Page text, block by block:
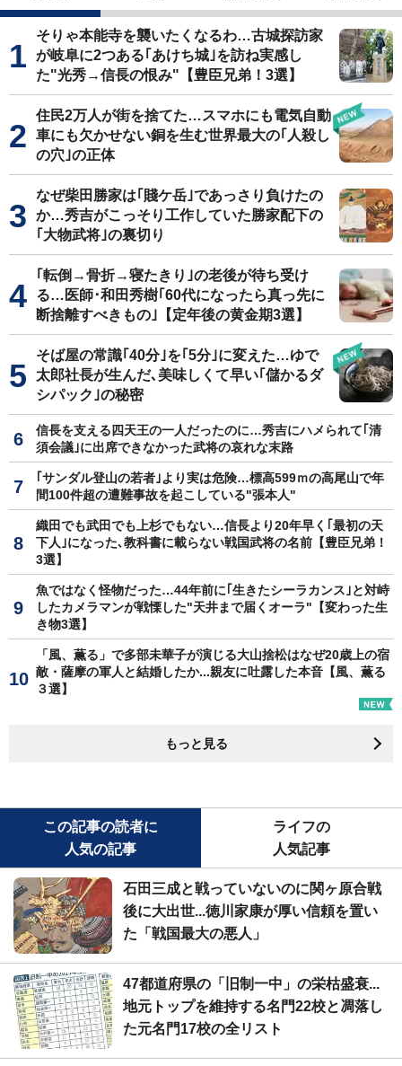
そりゃ本能寺を襲いたくなるわ…古城探訪家
が岐阜に2つある｢あけち城｣を訪ね実感し
た"光秀→信長の恨み"【豊臣兄弟！3選】
住民2万人が街を捨てた…スマホにも電気自動
車にも欠かせない銅を生む世界最大の｢人殺し
の穴｣の正体
なぜ柴田勝家は｢賤ケ岳｣であっさり負けたの
か…秀吉がこっそり工作していた勝家配下の
｢大物武将｣の裏切り
｢転倒→骨折→寝たきり｣の老後が待ち受け
る…医師･和田秀樹｢60代になったら真っ先に
断捨離すべきもの｣【定年後の黄金期3選】
そば屋の常識｢40分｣を｢5分｣に変えた…ゆで
太郎社長が生んだ､美味しくて早い｢儲かるダ
シパック｣の秘密
信長を支える四天王の一人だったのに…秀吉にハメられて｢清
須会議｣に出席できなかった武将の哀れな末路
｢サンダル登山の若者｣より実は危険…標高599ｍの高尾山で年
間100件超の遭難事故を起こしている"張本人"
織田でも武田でも上杉でもない…信長より20年早く｢最初の天
下人｣になった､教科書に載らない戦国武将の名前【豊臣兄弟！
3選】
魚ではなく怪物だった…44年前に｢生きたシーラカンス｣と対峙
したカメラマンが戦慄した"天井まで届くオーラ"【変わった生
き物3選】
「風、薫る」で多部未華子が演じる大山捨松はなぜ20歳上の宿
敵・薩摩の軍人と結婚したか...親友に吐露した本音【風、薫る
３選】
もっと見る
この記事の読者に
人気の記事
ライフの
人気記事
石田三成と戦っていないのに関ヶ原合戦
後に大出世...徳川家康が厚い信頼を置い
た「戦国最大の悪人」
47都道府県の「旧制一中」の栄枯盛衰...
地元トップを維持する名門22校と凋落し
た元名門17校の全リスト